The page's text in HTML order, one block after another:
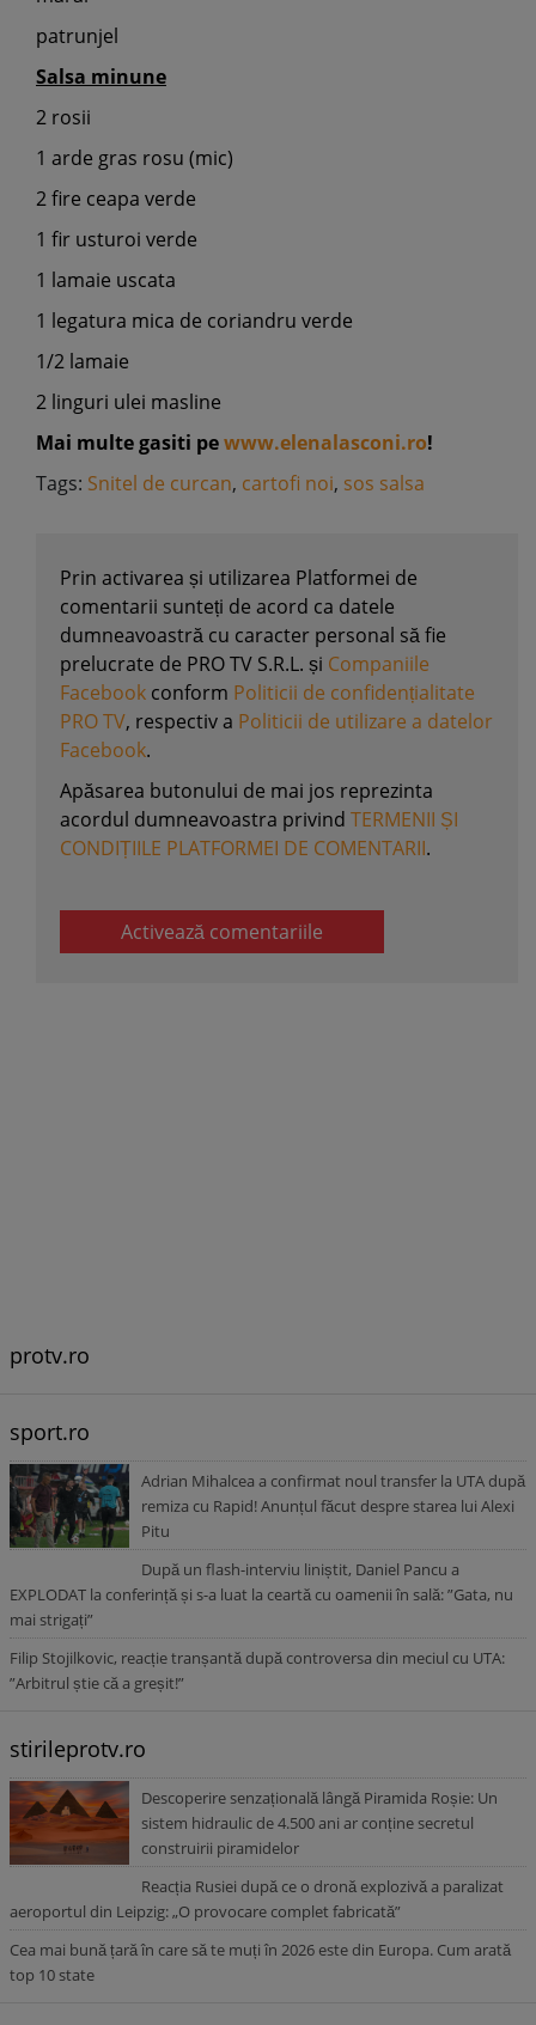
patrunjel
Salsa minune
2 rosii
1 arde gras rosu (mic)
2 fire ceapa verde
1 fir usturoi verde
1 lamaie uscata
1 legatura mica de coriandru verde
1/2 lamaie
2 linguri ulei masline
Mai multe gasiti pewww.elenalasconi.ro!
Tags: Snitel de curcan, cartofi noi, sos salsa
Prin activarea și utilizarea Platformei de
comentarii sunteți de acord ca datele
dumneavoastră cu caracter personal să fie
prelucrate de PRO TV S.R.L. și Companiile
Facebook conform Politicii de confidențialitate
PRO TV, respectiv a Politicii de utilizare a datelor
Facebook.
Apăsarea butonului de mai jos reprezinta
acordul dumneavoastra privind TERMENII ȘI
CONDIȚIILE PLATFORMEI DE COMENTARII.
Activează comentariile
protv.ro
sport.ro
Adrian Mihalcea a confirmat noul transfer la UTA după
remiza cu Rapid! Anunțul făcut despre starea lui Alexi
Pitu
După un flash-interviu liniștit, Daniel Pancu a
EXPLODAT la conferință și s-a luat la ceartă cu oamenii în sală: ”Gata, nu
mai strigați”
Filip Stojilkovic, reacție tranșantă după controversa din meciul cu UTA:
”Arbitrul știe că a greșit!”
stirileprotv.ro
Descoperire senzațională lângă Piramida Roșie: Un
sistem hidraulic de 4.500 ani ar conține secretul
construirii piramidelor
Reacția Rusiei după ce o dronă explozivă a paralizat
aeroportul din Leipzig: „O provocare complet fabricată”
Cea mai bună țară în care să te muți în 2026 este din Europa. Cum arată
top 10 state